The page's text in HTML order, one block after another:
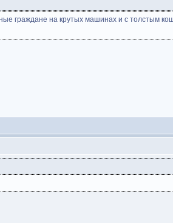
граждане на крутых машинах и с толстым